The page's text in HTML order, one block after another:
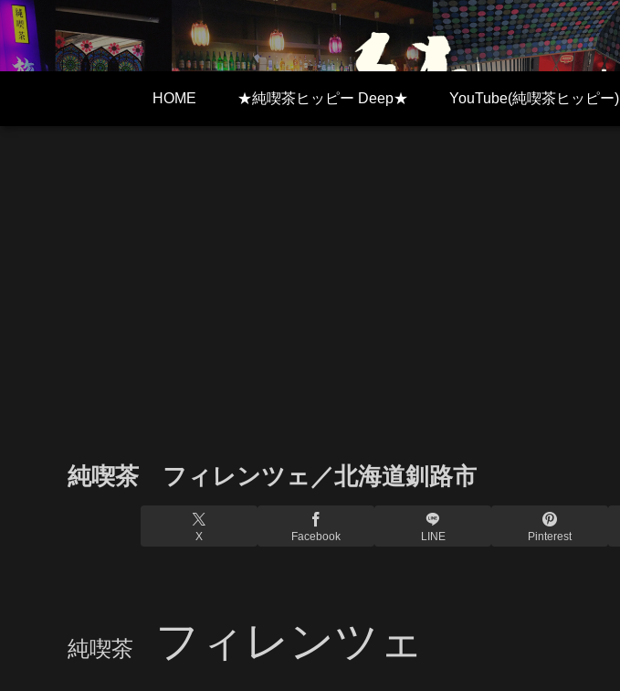
HOME ★純喫茶ヒッピー Deep★ YouTube(純喫茶ヒッピー)
純喫茶 フィレンツェ／北海道釧路市
X Facebook LINE Pinterest
純喫茶 フィレンツェ